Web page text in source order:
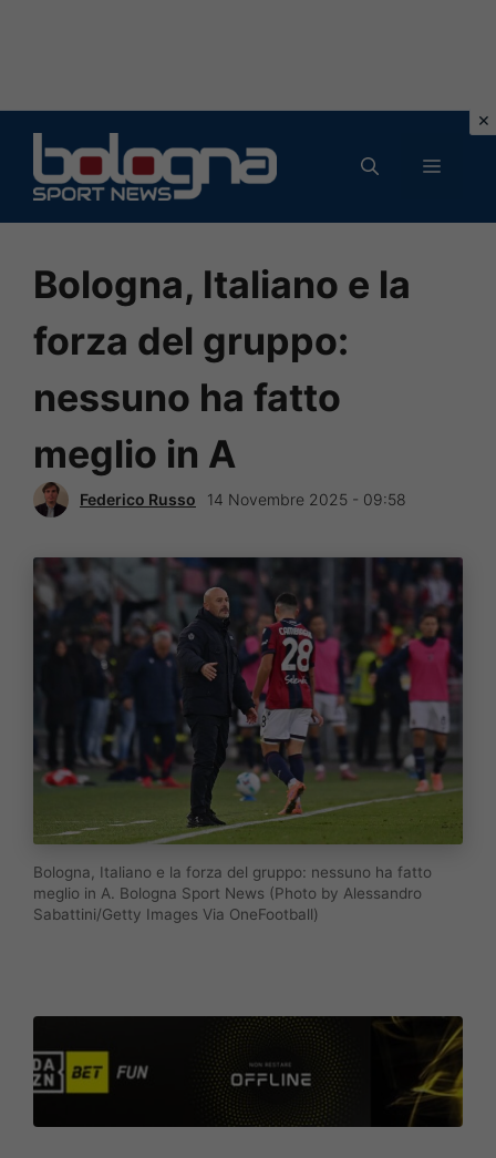
contenuto
MENU
Bologna, Italiano e la
forza del gruppo:
nessuno ha fatto
meglio in A
Federico Russo 14 Novembre 2025 - 09:58
Bologna, Italiano e la forza del gruppo: nessuno ha fatto
meglio in A. Bologna Sport News (Photo by Alessandro
Sabattini/Getty Images Via OneFootball)